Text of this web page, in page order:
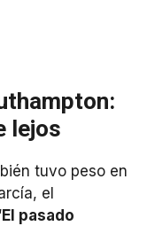
lejos
tuvo peso en
el
pasado